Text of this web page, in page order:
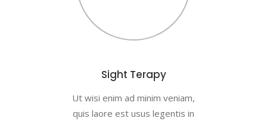
Sight Terapy
Ut wisi enim ad minim veniam,
quis laore est usus legentis in